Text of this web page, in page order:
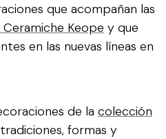
que acompañan las
Keope y que
en las nuevas líneas en
de la colección
formas y